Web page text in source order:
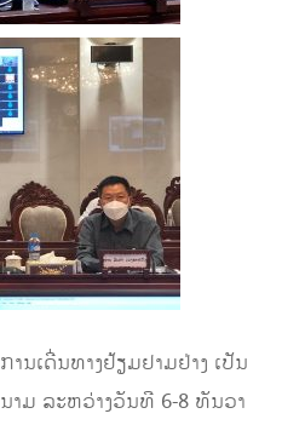
ານເດີ່ນທາງຢ້ຽມຢາມຢ່າງ ເປັນ
ມ ລະຫວ່າງວັນທີ 6-8 ທັນວາ